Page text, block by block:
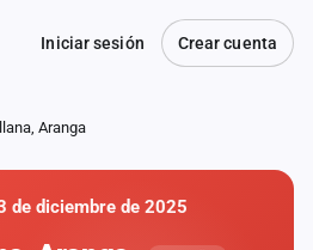
Iniciar sesión Crear cuenta
Aranga
de diciembre de 2025